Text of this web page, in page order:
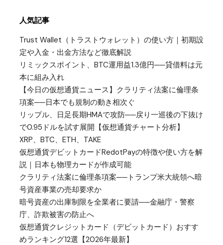
人気記事
Trust Wallet（トラストウォレット）の使い方｜初期設
定や入金・出金方法など徹底解説
リミックスポイント、BTC運用益1.3億円──貸借料は元
本に組み入れ
【今日の仮想通貨ニュース】クラリティ法案に倫理条
項案──日本でも規制の動き相次ぐ
リップル、日足長期HMAで攻防──戻り一巡後の下抜け
で0.95ドルを試す展開【仮想通貨チャート分析】
XRP、BTC、ETH、TAKE
仮想通貨デビットカードRedotPayの特徴や使い方を解
説｜日本も物理カードが作成可能
クラリティ法案に倫理条項案──トランプ米大統領へ暗
号資産事業の売却要求か
暗号資産の出庫制限を全業者に要請──金融庁・警察
庁、詐欺被害の防止へ
仮想通貨クレジットカード（デビットカード）おすす
めランキング12選【2026年最新】